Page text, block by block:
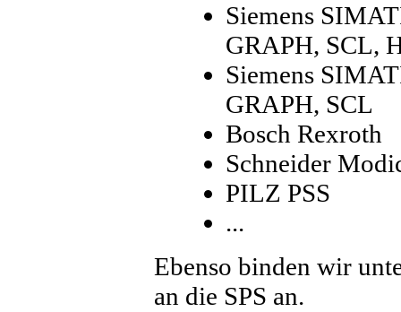
Siemens
GRAPH, SCL,
Siemens
GRAPH, SCL
Bosch Rexroth
Schneider
PILZ PSS
...
Ebenso binden wir
an die SPS an.